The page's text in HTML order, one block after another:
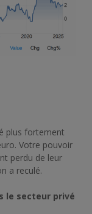
plus fortement
Votre pouvoir
perdu de leur
a reculé.
le secteur privé